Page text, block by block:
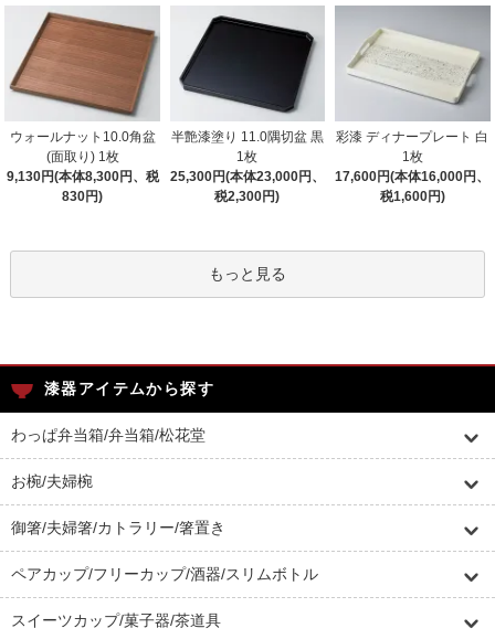
ウォールナット10.0角盆
(面取り) 1枚
9,130円(本体8,300円、税
830円)
半艶漆塗り 11.0隅切盆 黒
1枚
25,300円(本体23,000円、
税2,300円)
彩漆 ディナープレート 白
1枚
17,600円(本体16,000円、
税1,600円)
もっと見る
漆器アイテムから探す
わっぱ弁当箱/弁当箱/松花堂
お椀/夫婦椀
御箸/夫婦箸/カトラリー/箸置き
ペアカップ/フリーカップ/酒器/スリムボトル
スイーツカップ/菓子器/茶道具